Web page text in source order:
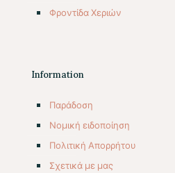
Φροντίδα Χεριών
Information
Παράδοση
Νομική ειδοποίηση
Πολιτική Απορρήτου
Σχετικά με μας